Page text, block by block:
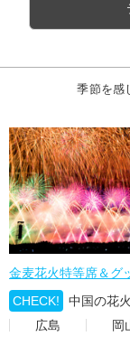
季節を感
金麦花火特等席＆グ
CHECK!
中国の花
広島
岡